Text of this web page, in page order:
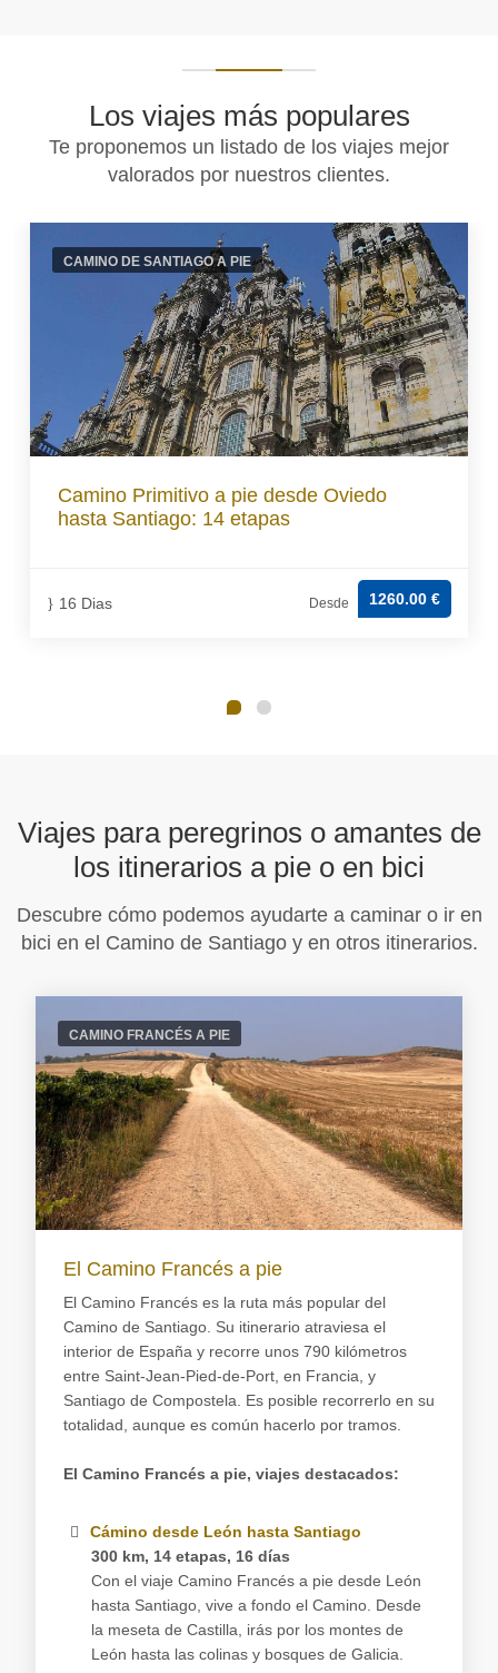
Los viajes más populares
Te proponemos un listado de los viajes mejor
valorados por nuestros clientes.
CAMINO DE SANTIAGO A PIE
Camino Primitivo a pie desde Oviedo
hasta Santiago: 14 etapas
16 Dias Desde 1260.00 €
Viajes para peregrinos o amantes de
los itinerarios a pie o en bici
Descubre cómo podemos ayudarte a caminar o ir en
bici en el Camino de Santiago y en otros itinerarios.
CAMINO FRANCÉS A PIE
El Camino Francés a pie
El Camino Francés es la ruta más popular del
Camino de Santiago. Su itinerario atraviesa el
interior de España y recorre unos 790 kilómetros
entre Saint-Jean-Pied-de-Port, en Francia, y
Santiago de Compostela. Es posible recorrerlo en su
totalidad, aunque es común hacerlo por tramos.
El Camino Francés a pie, viajes destacados:
Cámino desde León hasta Santiago
300 km, 14 etapas, 16 días
Con el viaje Camino Francés a pie desde León
hasta Santiago, vive a fondo el Camino. Desde
la meseta de Castilla, irás por los montes de
León hasta las colinas y bosques de Galicia.